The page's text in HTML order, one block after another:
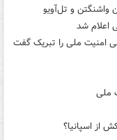
واشنگتن و تل‌آویو
اعلام شد
امنیت ملی را تبریک گفت
ملی
از اسپانیا؟